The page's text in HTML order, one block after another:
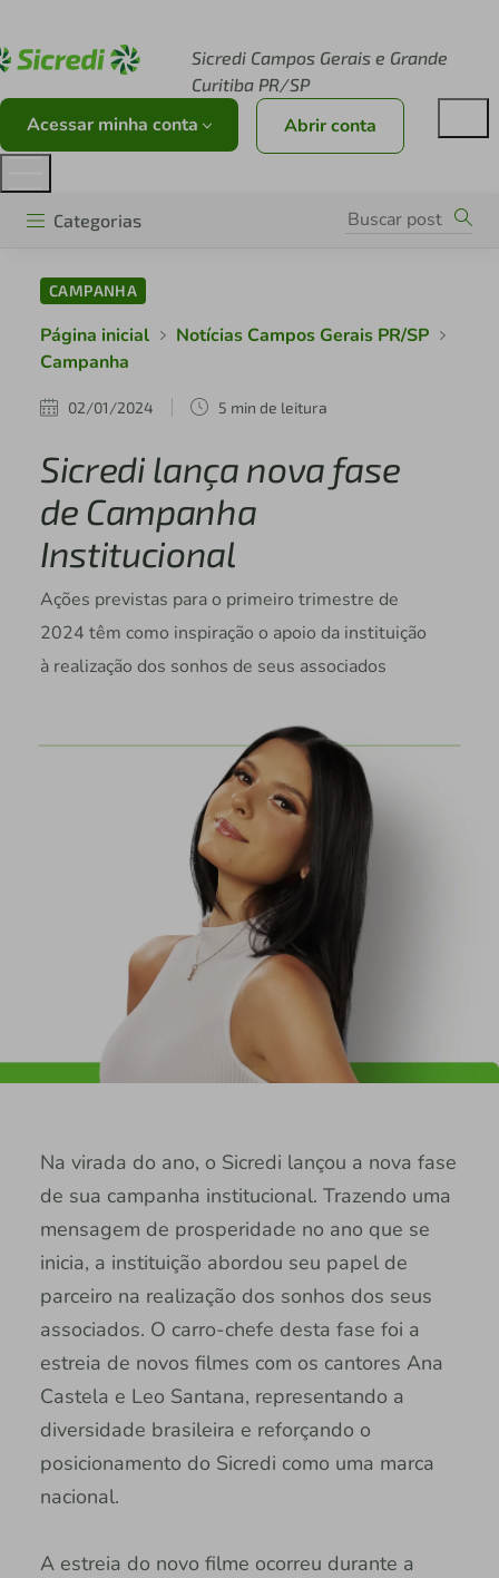
Sicredi Campos Gerais e Grande
Curitiba PR/SP
Acessar minha conta Abrir conta
Categorias
CAMPANHA
Página inicial
Notícias Campos Gerais PR/SP
Campanha
02/01/2024 5 min de leitura
Sicredi lança nova fase
de Campanha
Institucional
Ações previstas para o primeiro trimestre de
2024 têm como inspiração o apoio da instituição
à realização dos sonhos de seus associados
Na virada do ano, o Sicredi lançou a nova fase
de sua campanha institucional. Trazendo uma
mensagem de prosperidade no ano que se
inicia, a instituição abordou seu papel de
parceiro na realização dos sonhos dos seus
associados. O carro-chefe desta fase foi a
estreia de novos filmes com os cantores Ana
Castela e Leo Santana, representando a
diversidade brasileira e reforçando o
posicionamento do Sicredi como uma marca
nacional.
A estreia do novo filme ocorreu durante a